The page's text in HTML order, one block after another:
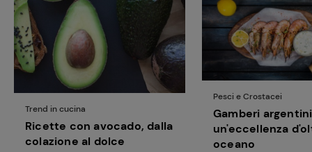
Trend in cucina
Ricette con avocado, dalla
colazione al dolce
Pesci e Crostacei
Gamberi
un'eccellenza
oceano